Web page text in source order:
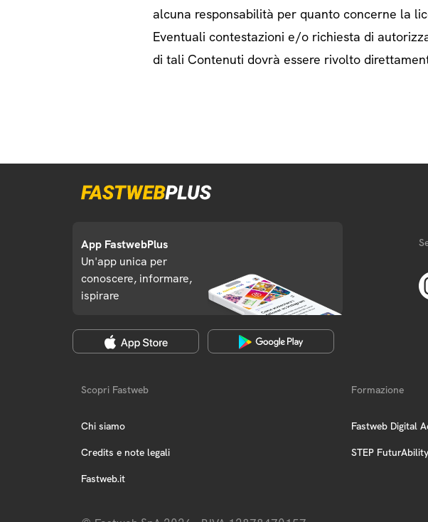
alcuna responsabilità per quanto concerne la
Eventuali contestazioni e/o richiesta di
di tali Contenuti dovrà essere rivolto
App FastwebPlus
Un'app unica per
conoscere, informare,
ispirare
Scopri Fastweb
Chi siamo
Credits e note legali
Fastweb.it
Formazione
Fastweb Digital
STEP